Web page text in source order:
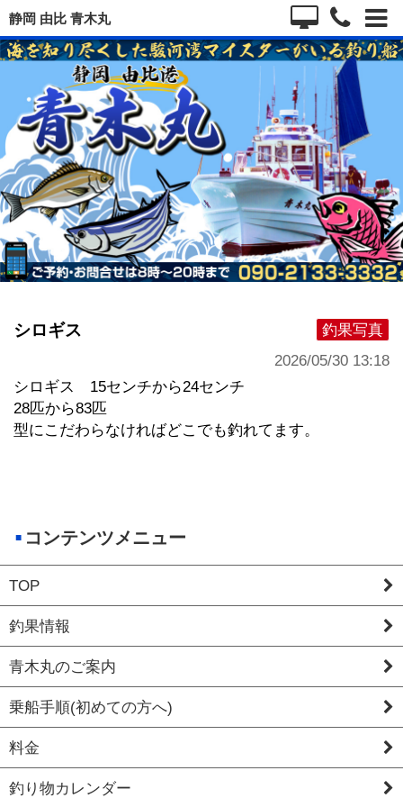
静岡 由比 青木丸
釣果写真
シロギス
2026/05/30 13:18
シロギス 15センチから24センチ
28匹から83匹
型にこだわらなければどこでも釣れてます。
コンテンツメニュー
TOP
釣果情報
青木丸のご案内
乗船手順(初めての方へ)
料金
釣り物カレンダー